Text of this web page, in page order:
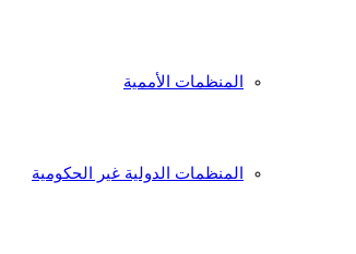
المنظمات الأممية
المنظمات الدولية غير الحكومية